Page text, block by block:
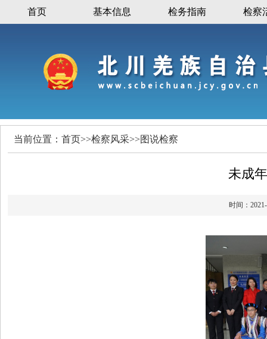
首页 基本信息 检务指南 检察
当前位置： 首页>>检察风采>>图说检察
未成
时间：